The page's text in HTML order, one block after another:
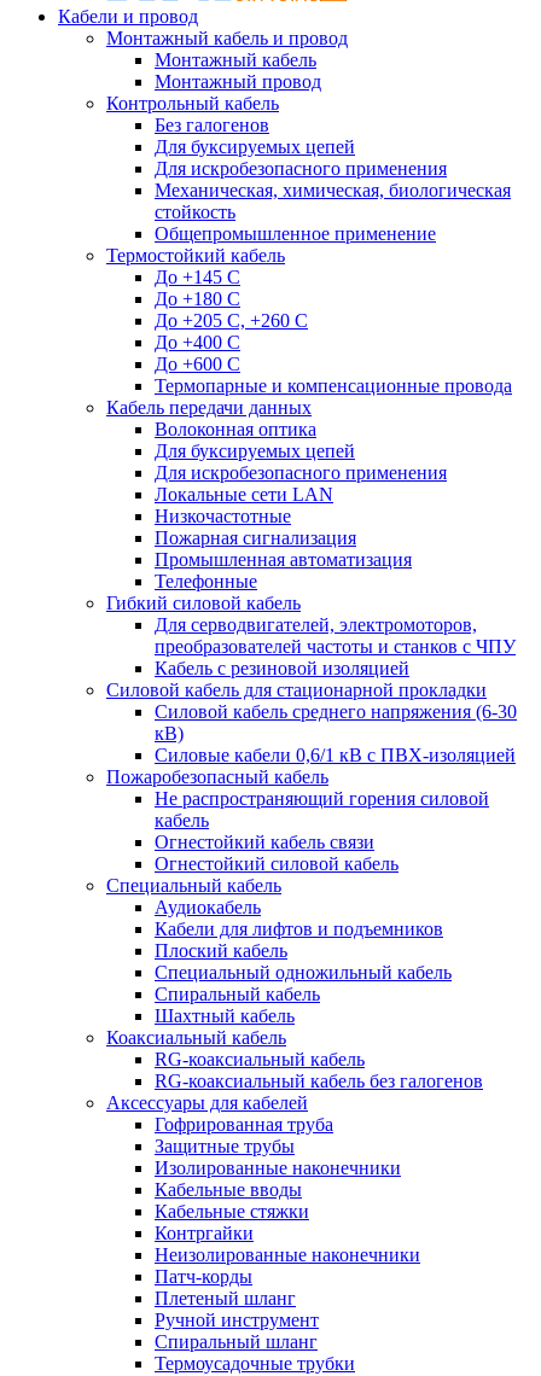
Кабели и провод
Монтажный кабель и провод
Монтажный кабель
Монтажный провод
Контрольный кабель
Без галогенов
Для буксируемых цепей
Для искробезопасного применения
Механическая, химическая, биологическая
стойкость
Общепромышленное применение
Термостойкий кабель
До +145 С
До +180 C
До +205 С, +260 С
До +400 C
До +600 С
Термопарные и компенсационные провода
Кабель передачи данных
Волоконная оптика
Для буксируемых цепей
Для искробезопасного применения
Локальные сети LAN
Низкочастотные
Пожарная сигнализация
Промышленная автоматизация
Телефонные
Гибкий силовой кабель
Для серводвигателей, электромоторов,
преобразователей частоты и станков с ЧПУ
Кабель с резиновой изоляцией
Силовой кабель для стационарной прокладки
Силовой кабель среднего напряжения (6-30
кВ)
Силовые кабели 0,6/1 кВ с ПВХ-изоляцией
Пожаробезопасный кабель
Не распространяющий горения силовой
кабель
Огнестойкий кабель связи
Огнестойкий силовой кабель
Специальный кабель
Аудиокабель
Кабели для лифтов и подъемников
Плоский кабель
Специальный одножильный кабель
Спиральный кабель
Шахтный кабель
Коаксиальный кабель
RG-коаксиальный кабель
RG-коаксиальный кабель без галогенов
Аксессуары для кабелей
Гофрированная труба
Защитные трубы
Изолированные наконечники
Кабельные вводы
Кабельные стяжки
Контргайки
Неизолированные наконечники
Патч-корды
Плетеный шланг
Ручной инструмент
Спиральный шланг
Термоусадочные трубки